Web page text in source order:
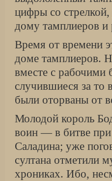
цифры со
дому тамплиеров и
Время от времени
доме тамплиеров.
вместе с рабочими
случившиеся за то
были оторваны от
Молодой король
воин — в битве при
Саладина; уже
султана отметили
хрониках. Ибо,